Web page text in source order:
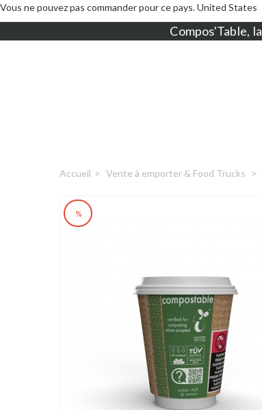
Vous ne pouvez pas commander pour ce pays.United States
Compos'Table, la
Accueil > Vente à emporter & Food Trucks >
%